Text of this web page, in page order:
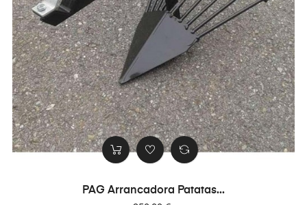
PAG Arrancadora Patatas...